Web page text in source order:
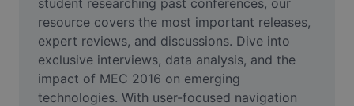
Vidéo
Suppression de l'arrière-plan de vidéos
student researching past conferences, our
resource covers the most important releases,
expert reviews, and discussions. Dive into
exclusive interviews, data analysis, and the
impact of MEC 2016 on emerging
technologies. With user-focused navigation